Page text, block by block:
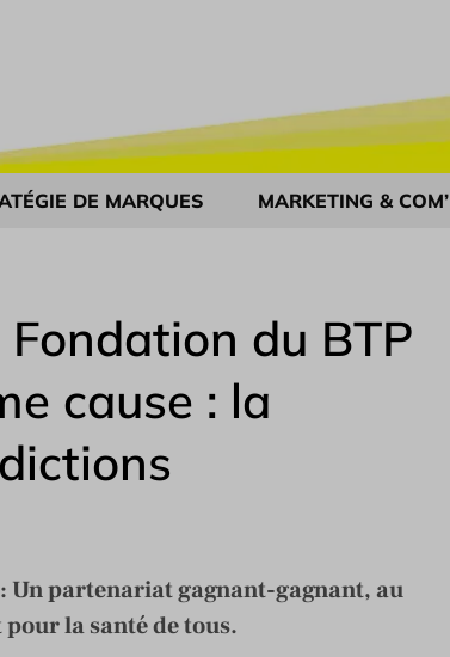
DE MARQUES MARKETING & COM’
du BTP
cause : la
Un partenariat gagnant-gagnant, au
la santé de tous.